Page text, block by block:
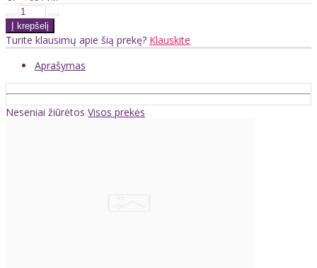
Turite klausimų apie šią prekę? Klauskite
Aprašymas
Neseniai žiūrėtos Visos prekės